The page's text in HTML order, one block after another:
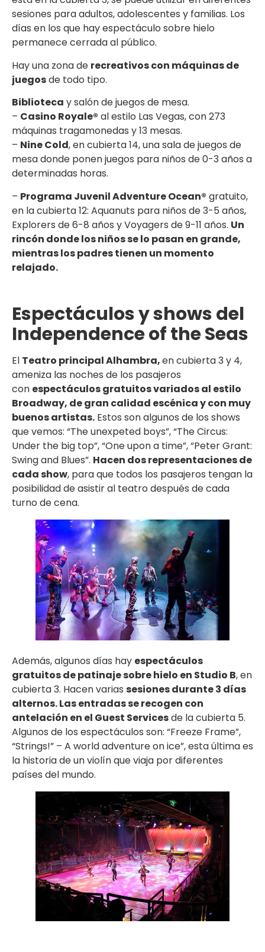
sesiones para adultos, adolescentes y familias. Los
días en los que hay espectáculo sobre hielo
permanece cerrada al público.
Hay una zona de recreativos con máquinas de
juegosde todo tipo.
Biblioteca y salón de juegos de mesa.
– Casino Royale® al estilo Las Vegas, con 273
máquinas tragamonedas y 13 mesas.
– Nine Cold, en cubierta 14, una sala de juegos de
mesa donde ponen juegos para niños de 0-3 años a
determinadas horas.
– Programa Juvenil Adventure Ocean® gratuito,
en la cubierta 12: Aquanuts para niños de 3-5 años,
Explorers de 6-8 años y Voyagers de 9-11 años. Un
rincón donde los niños se lo pasan en grande,
mientras los padres tienen un momento
relajado.
Espectáculos y shows del
Independence of the Seas
El Teatro principal Alhambra,en cubierta 3 y 4,
ameniza las noches de los pasajeros
con espectáculos gratuitos variados al estilo
Broadway, de gran calidad escénica y con muy
buenos artistas. Estos son algunos de los shows
que vemos: “The unexpeted boys”, “The Circus:
Under the big top”, “One upon a time”, “Peter Grant:
Swing and Blues”. Hacen dos representaciones de
cada show, para que todos los pasajeros tengan la
posibilidad de asistir al teatro después de cada
turno de cena.
Además, algunos días hay espectáculos
gratuitos de patinaje sobre hielo en Studio B, en
cubierta 3. Hacen varias sesiones durante 3 días
alternos. Las entradas se recogen con
antelación en el Guest Servicesde la cubierta 5.
Algunos de los espectáculos son: “Freeze Frame”,
“Strings!” – A world adventure on ice”, esta última es
la historia de un violín que viaja por diferentes
países del mundo.